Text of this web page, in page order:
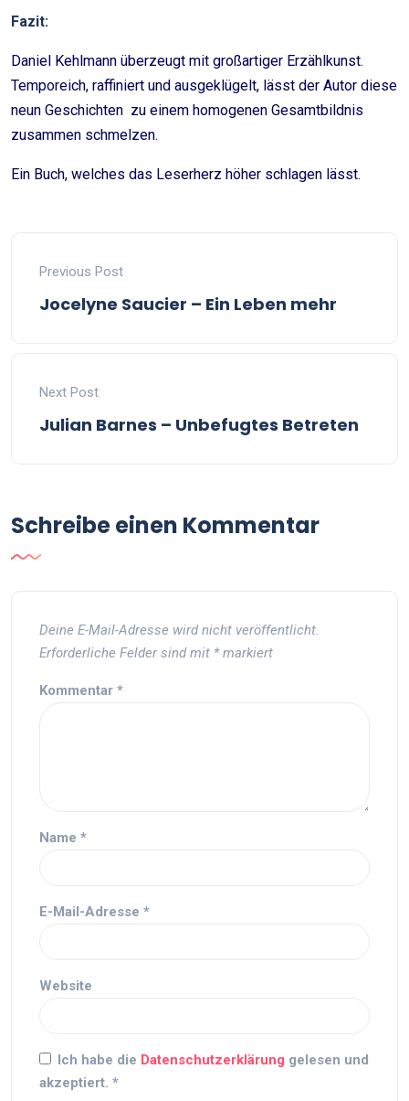
Fazit:
Daniel Kehlmann überzeugt mit großartiger Erzählkunst.
Temporeich, raffiniert und ausgeklügelt, lässt der Autor diese
neun Geschichten zu einem homogenen Gesamtbildnis
zusammen schmelzen.
Ein Buch, welches das Leserherz höher schlagen lässt.
Previous Post
Jocelyne Saucier – Ein Leben mehr
Next Post
Julian Barnes – Unbefugtes Betreten
Schreibe einen Kommentar
Deine E-Mail-Adresse wird nicht veröffentlicht.
Erforderliche Felder sind mit *markiert
Kommentar *
Name *
E-Mail-Adresse *
Website
Ich habe die Datenschutzerklärung gelesen und
akzeptiert. *